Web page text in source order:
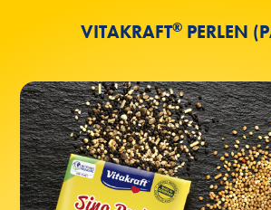
VITAKRAFT®PERLEN
Het assortiment